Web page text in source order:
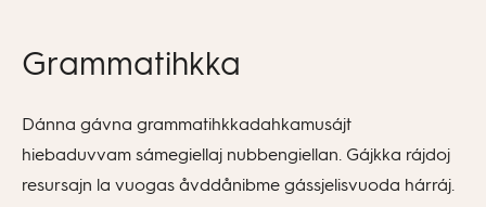
Grammatihkka
Dánna gávna grammatihkkadahkamusájt
hiebaduvvam sámegiellaj nubbengiellan. Gájkka rájdoj
resursajn la vuogas åvddånibme gássjelisvuoda hárráj.